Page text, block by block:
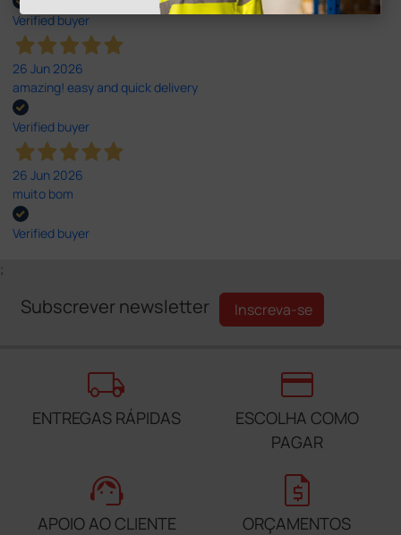
Verified buyer
26 Jun 2026
amazing! easy and quick delivery
Verified buyer
26 Jun 2026
muito bom
Verified buyer
;
Subscrever newsletter Inscreva-se
local_shipping
ENTREGAS RÁPIDAS
credit_card
ESCOLHA COMO
PAGAR
support_agent
APOIO AO CLIENTE
request_quote
ORÇAMENTOS